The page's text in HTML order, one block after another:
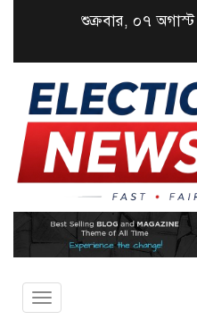
শুক্রবার, ০৭
Toggle